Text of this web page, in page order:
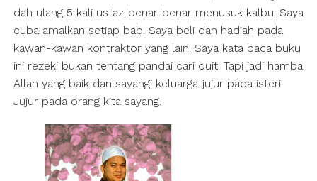
dah ulang 5 kali ustaz..benar-benar menusuk kalbu. Saya
cuba amalkan setiap bab. Saya beli dan hadiah pada
kawan-kawan kontraktor yang lain. Saya kata baca buku
ini rezeki bukan tentang pandai cari duit. Tapi jadi hamba
Allah yang baik dan sayangi keluarga..jujur pada isteri.
Jujur pada orang kita sayang.